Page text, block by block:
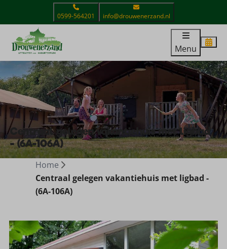
0599-564201 info@drouwenerzand.nl
Menu
Centraal gelegen vakantiehuis met ligbad
- (6A-106A)
Home
Centraal gelegen vakantiehuis met ligbad -
(6A-106A)